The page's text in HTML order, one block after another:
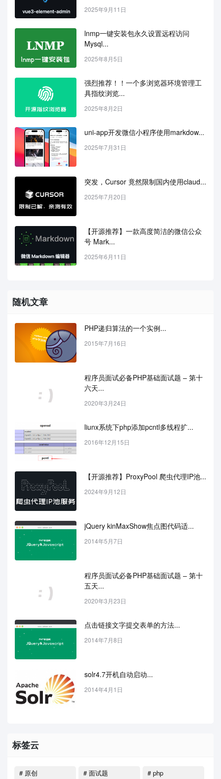
2025年9月11日
lnmp一键安装包永久设置远程访问
Mysql...
2025年8月5日
强烈推荐！！一个多浏览器环境管理工
具指纹浏览...
2025年8月2日
uni-app开发微信小程序使用markdow...
2025年7月31日
突发，Cursor 竟然限制国内使用claud...
2025年7月20日
【开源推荐】一款高度简洁的微信公众
号 Mark...
2025年6月11日
随机文章
PHP递归算法的一个实例...
2015年7月16日
程序员面试必备PHP基础面试题 – 第十
六天...
2020年3月24日
liunx系统下php添加pcntl多线程扩...
2016年12月15日
【开源推荐】ProxyPool 爬虫代理IP池...
2024年9月12日
jQuery kinMaxShow焦点图代码适...
2014年5月7日
程序员面试必备PHP基础面试题 – 第十
五天...
2020年3月23日
点击链接文字提交表单的方法...
2014年7月8日
solr4.7开机自动启动...
2014年4月1日
标签云
# 原创 # 面试题 # php